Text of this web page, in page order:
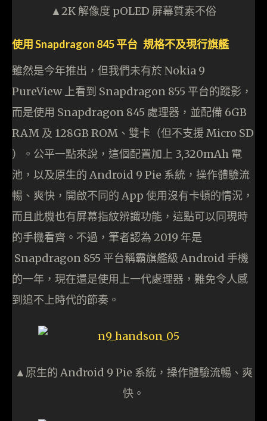
▲2K 解像度 pOLED 屏幕質素不俗
使用 Snapdragon 845 平台 規格不及現行旗艦
雖然是今年推出，但我們未有於 Nokia 9
PureView 上看到 Snapdragon 855 平台的蹤影，
而是使用 Snapdragon 845 處理器，並配備 6GB
RAM 及 128GB ROM、雙卡（但不支援 Micro SD
）。公平一點來說，這個配置加上 3,320mAh 電
池，以及原生的 Android 9 Pie 系統，操作體驗流
暢、爽快，開啟不同的 App 使用沒有卡頓的情況，
而且此機也有屏幕指紋辨識功能，這點可以同現時
的手機看齊。不過，筆者認為 2019 年是
Snapdragon 855 平台稱霸旗艦級 Android 手機
的一年，現在還是使用上一代處理器，難免令人感
到追不上時代的節奏。
▲原生的 Android 9 Pie 系統，操作體驗流暢、爽
快。